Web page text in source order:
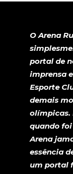
O Arena
portal de
imprensa
Esporte
demais
olímpicas.
quando
Arena
essência
um portal